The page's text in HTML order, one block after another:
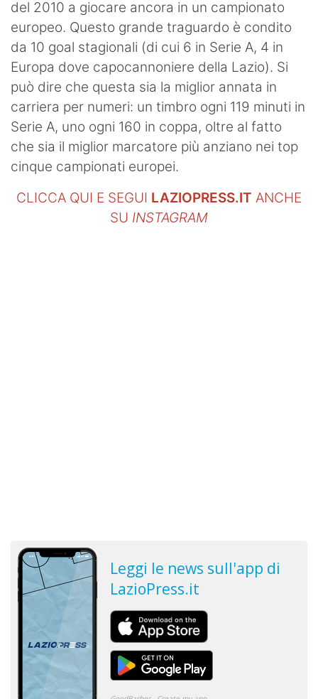
del 2010 a giocare ancora in un campionato
europeo. Questo grande traguardo è condito
da 10 goal stagionali (di cui 6 in Serie A, 4 in
Europa dove capocannoniere della Lazio). Si
può dire che questa sia la miglior annata in
carriera per numeri: un timbro ogni 119 minuti in
Serie A, uno ogni 160 in coppa, oltre al fatto
che sia il miglior marcatore più anziano nei top
cinque campionati europei.
CLICCA QUI E SEGUI LAZIOPRESS.IT ANCHE
SU INSTAGRAM